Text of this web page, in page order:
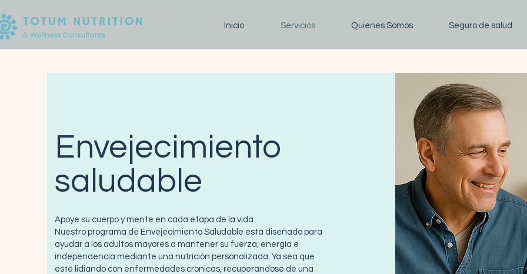
Inicio Servicios Quienes Somos Seguro de salud
Envejecimiento
saludable
Apoye su cuerpo y mente en cada etapa de la vida.
Nuestro programa de Envejecimiento Saludable está diseñado para
ayudar a los adultos mayores a mantener su fuerza, energía e
independencia mediante una nutrición personalizada. Ya sea que
esté lidiando con enfermedades crónicas, recuperándose de una